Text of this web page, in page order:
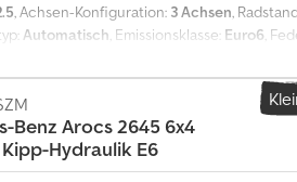
, Achsen-Konfiguration: 3 Achsen ,
Automatisch , Emissionsklasse: Euro6 ,
Nebelscheinwerfer,
4LL Abrollkipper | Palfinger Epsilon Q
| Automatik, Euro 6, Kühlbox |
| Retarder | el. Fenster, el.
Chedpfx Aozf Ityeqxea
Benz Arocs 2645 6x4
Hydraulik E6